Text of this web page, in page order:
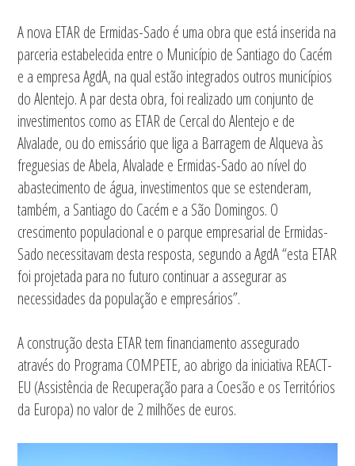
A nova ETAR de Ermidas-Sado é uma obra que está inserida na
parceria estabelecida entre o Município de Santiago do Cacém
e a empresa AgdA, na qual estão integrados outros municípios
do Alentejo. A par desta obra, foi realizado um conjunto de
investimentos como as ETAR de Cercal do Alentejo e de
Alvalade, ou do emissário que liga a Barragem de Alqueva às
freguesias de Abela, Alvalade e Ermidas-Sado ao nível do
abastecimento de água, investimentos que se estenderam,
também, a Santiago do Cacém e a São Domingos. O
crescimento populacional e o parque empresarial de Ermidas-
Sado necessitavam desta resposta, segundo a AgdA “esta ETAR
foi projetada para no futuro continuar a assegurar as
necessidades da população e empresários”.
A construção desta ETAR tem financiamento assegurado
através do Programa COMPETE, ao abrigo da iniciativa REACT-
EU (Assistência de Recuperação para a Coesão e os Territórios
da Europa) no valor de 2 milhões de euros.